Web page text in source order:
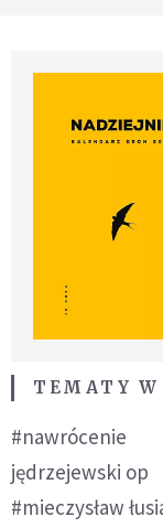
TEMATY
#nawrócenie
jędrzejewski op
#mieczysław